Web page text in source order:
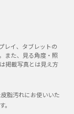
レイ、タブレットの
また、見る角度・照
掲載写真とは見え方
脂汚れにお使いいた